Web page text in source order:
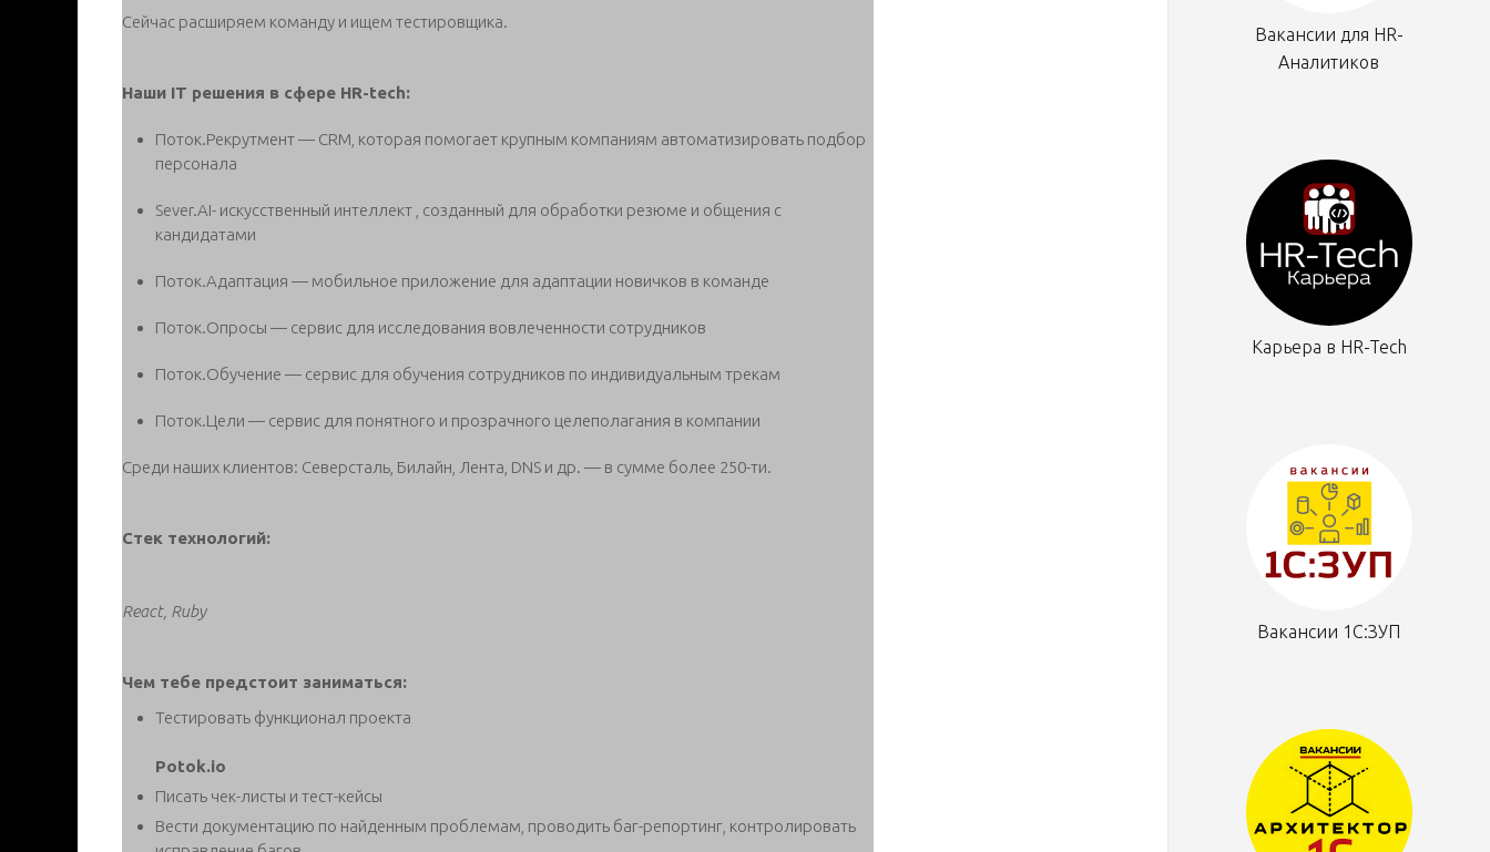
Сейчас расширяем команду и ищем тестировщика.
Наши IT решения в сфере HR-tech:
Поток.Рекрутмент — CRM, которая помогает крупным компаниям автоматизировать подбор
персонала
Sever.AI- искусственный интеллект , созданный для обработки резюме и общения с
кандидатами
Поток.Адаптация — мобильное приложение для адаптации новичков в команде
Поток.Опросы — сервис для исследования вовлеченности сотрудников
Поток.Обучение — сервис для обучения сотрудников по индивидуальным трекам
Поток.Цели — сервис для понятного и прозрачного целеполагания в компании
Среди наших клиентов: Северсталь, Билайн, Лента, DNS и др. — в сумме более 250-ти.
Стек технологий:
React, Ruby
Чем тебе предстоит заниматься:
Тестировать функционал проекта
Potok.io
Писать чек-листы и тест-кейсы
Вести документацию по найденным проблемам, проводить баг-репортинг, контролировать
Вакансии для HR-
Аналитиков
Карьера в HR-Tech
Вакансии 1С:ЗУП